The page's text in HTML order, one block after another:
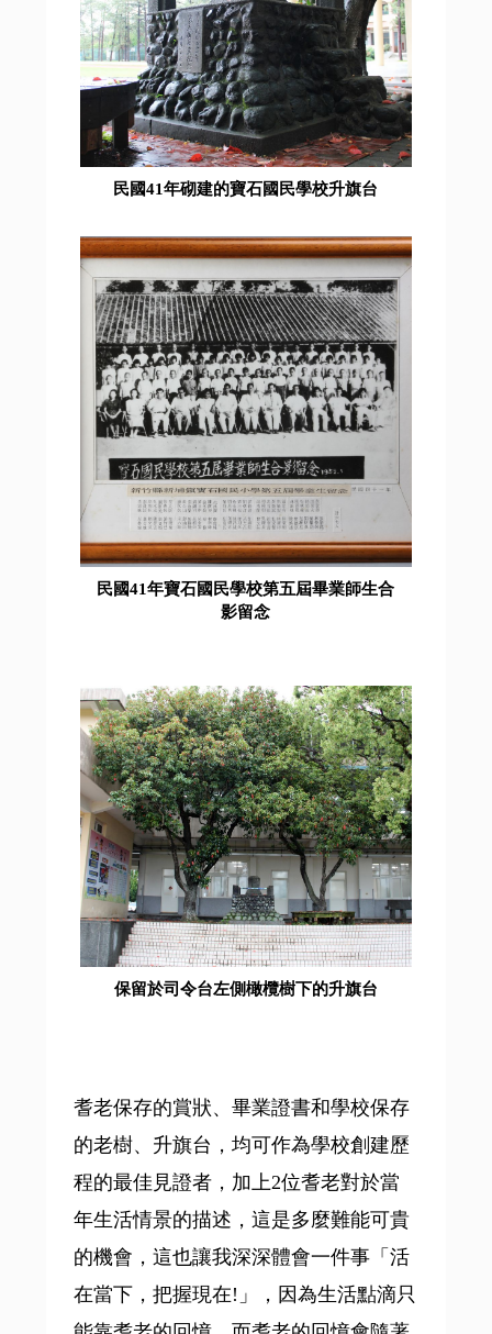
民國41年砌建的寶石國民學校升旗台
民國41年寶石國民學校第五屆畢業師生合
影留念
保留於司令台左側橄欖樹下的升旗台
耆老保存的賞狀、畢業證書和學校保存
的老樹、升旗台，均可作為學校創建歷
程的最佳見證者，加上2位耆老對於當
年生活情景的描述，這是多麼難能可貴
的機會，這也讓我深深體會一件事「活
在當下，把握現在!」，因為生活點滴只